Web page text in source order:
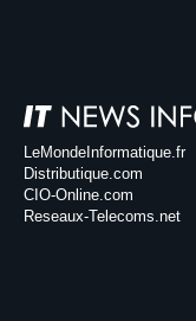
LeMondeInformatique.fr
Distributique.com
CIO-Online.com
Reseaux-Telecoms.net